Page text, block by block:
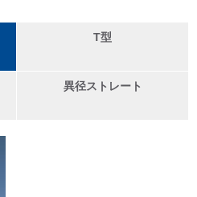
T型
異径ストレート